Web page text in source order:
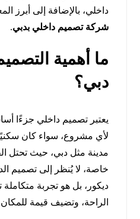
داخلي، بالإضافة إلى أبرز
شركة تصميم داخلي بدبي.
ما أهمية
دبي؟
يعتبر تصميم داخلي جزءًا
لأي مشروع، سواء كان سكنيًا
مدينة مثل دبي، حيث تحتل
خاصة، لا يُنظر إلى تصميم
ديكور، بل هو تجربة
الراحة، وتضيف قيمة